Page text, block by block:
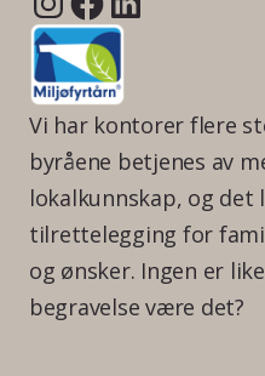
Vi har kontorer flere
byråene betjenes av
lokalkunnskap, og det
tilrettelegging for
og ønsker. Ingen er
begravelse være det?